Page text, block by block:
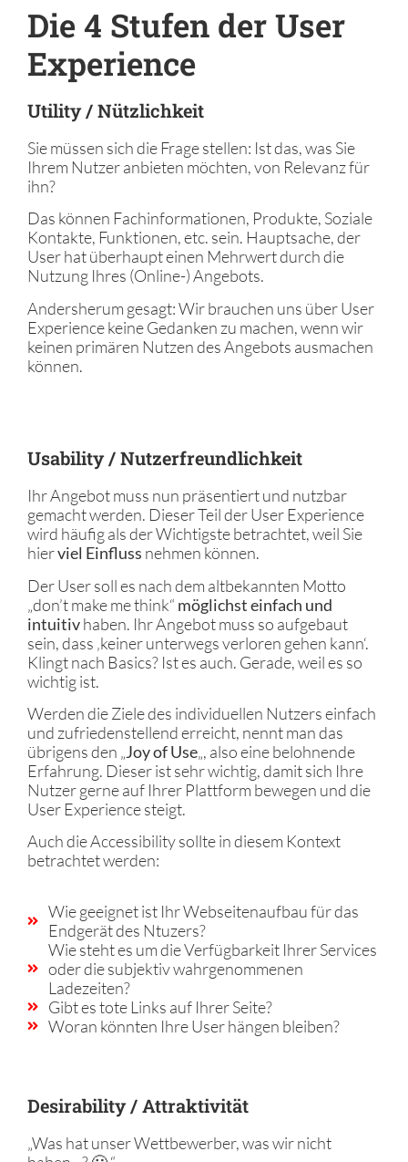
Die 4 Stufen der User
Experience
Utility / Nützlichkeit
Sie müssen sich die Frage stellen: Ist das, was Sie
Ihrem Nutzer anbieten möchten, von Relevanz für
ihn?
Das können Fachinformationen, Produkte, Soziale
Kontakte, Funktionen, etc. sein. Hauptsache, der
User hat überhaupt einen Mehrwert durch die
Nutzung Ihres (Online-) Angebots.
Andersherum gesagt: Wir brauchen uns über User
Experience keine Gedanken zu machen, wenn wir
keinen primären Nutzen des Angebots ausmachen
können.
Usability / Nutzerfreundlichkeit
Ihr Angebot muss nun präsentiert und nutzbar
gemacht werden. Dieser Teil der User Experience
wird häufig als der Wichtigste betrachtet, weil Sie
hierviel Einfluss nehmen können.
Der User soll es nach dem altbekannten Motto
„don’t make me think“ möglichst einfach und
intuitivhaben. Ihr Angebot muss so aufgebaut
sein, dass ‚keiner unterwegs verloren gehen kann‘.
Klingt nach Basics? Ist es auch. Gerade, weil es so
wichtig ist.
Werden die Ziele des individuellen Nutzers einfach
und zufriedenstellend erreicht, nennt man das
übrigens den „Joy of Use„, also eine belohnende
Erfahrung. Dieser ist sehr wichtig, damit sich Ihre
Nutzer gerne auf Ihrer Plattform bewegen und die
User Experience steigt.
Auch die Accessibility sollte in diesem Kontext
betrachtet werden:
Wie geeignet ist Ihr Webseitenaufbau für das
Endgerät des Ntuzers?
Wie steht es um die Verfügbarkeit Ihrer Services
oder die subjektiv wahrgenommenen
Ladezeiten?
Gibt es tote Links auf Ihrer Seite?
Woran könnten Ihre User hängen bleiben?
Desirability / Attraktivität
„Was hat unser Wettbewerber, was wir nicht